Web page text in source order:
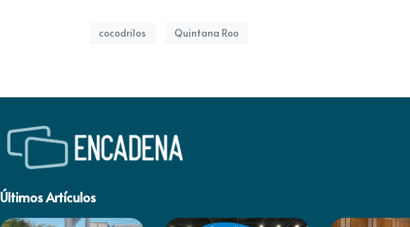
cocodrilos Quintana Roo
Últimos Artículos